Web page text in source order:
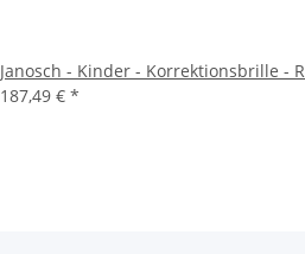
Janosch - Kinder - Korrektionsbrille -
187,49 € *